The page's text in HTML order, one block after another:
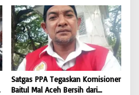
Satgas PPA Tegaskan Komisioner
Baitul Mal Aceh Bersih dari